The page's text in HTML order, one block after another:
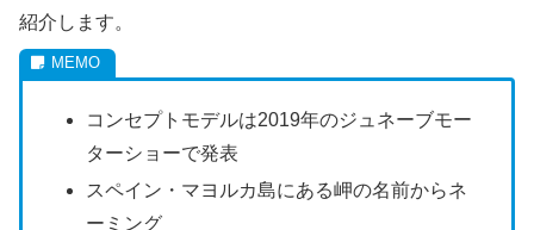
紹介します。
コンセプトモデルは2019年のジュネーブモー
ターショーで発表
スペイン・マヨルカ島にある岬の名前からネ
ーミング